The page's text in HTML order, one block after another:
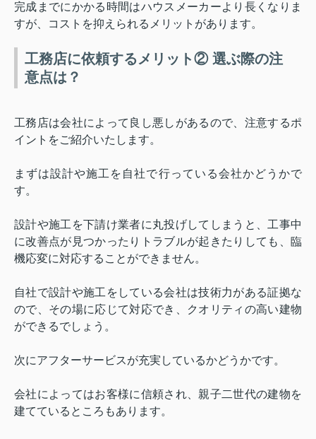
完成までにかかる時間はハウスメーカーより長くなりま
すが、コストを抑えられるメリットがあります。
工務店に依頼するメリット② 選ぶ際の注
意点は？
工務店は会社によって良し悪しがあるので、注意するポ
イントをご紹介いたします。
まずは設計や施工を自社で行っている会社かどうかで
す。
設計や施工を下請け業者に丸投げしてしまうと、工事中
に改善点が見つかったりトラブルが起きたりしても、臨
機応変に対応することができません。
自社で設計や施工をしている会社は技術力がある証拠な
ので、その場に応じて対応でき、クオリティの高い建物
ができるでしょう。
次にアフターサービスが充実しているかどうかです。
会社によってはお客様に信頼され、親子二世代の建物を
建てているところもあります。